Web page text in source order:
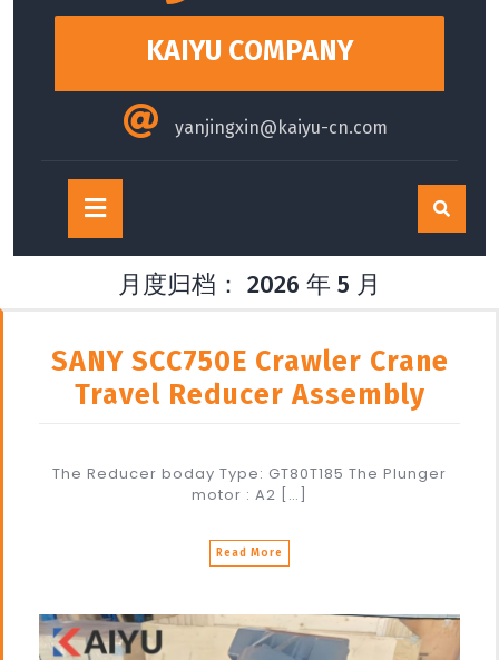
KAIYU COMPANY
yanjingxin@kaiyu-cn.com
Open
Button
月度归档： 2026 年 5 月
SANY SCC750E Crawler Crane
Travel Reducer Assembly
The Reducer boday Type: GT80T185 The Plunger
motor : A2 […]
Read More